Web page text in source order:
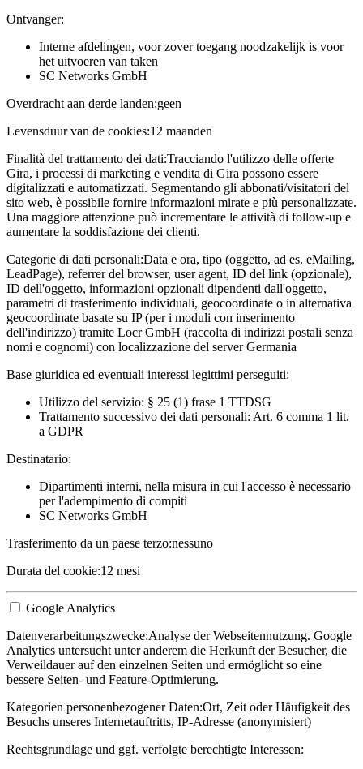
Ontvanger:
Interne afdelingen, voor zover toegang noodzakelijk is voor
het uitvoeren van taken
SC Networks GmbH
Overdracht aan derde landen:geen
Levensduur van de cookies:12 maanden
Finalità del trattamento dei dati:Tracciando l'utilizzo delle offerte
Gira, i processi di marketing e vendita di Gira possono essere
digitalizzati e automatizzati. Segmentando gli abbonati/visitatori del
sito web, è possibile fornire informazioni mirate e più personalizzate.
Una maggiore attenzione può incrementare le attività di follow-up e
aumentare la soddisfazione dei clienti.
Categorie di dati personali:Data e ora, tipo (oggetto, ad es. eMailing,
LeadPage), referrer del browser, user agent, ID del link (opzionale),
ID dell'oggetto, informazioni opzionali dipendenti dall'oggetto,
parametri di trasferimento individuali, geocoordinate o in alternativa
geocoordinate basate su IP (per i moduli con inserimento
dell'indirizzo) tramite Locr GmbH (raccolta di indirizzi postali senza
nomi e cognomi) con localizzazione del server Germania
Base giuridica ed eventuali interessi legittimi perseguiti:
Utilizzo del servizio: § 25 (1) frase 1 TTDSG
Trattamento successivo dei dati personali: Art. 6 comma 1 lit.
a GDPR
Destinatario:
Dipartimenti interni, nella misura in cui l'accesso è necessario
per l'adempimento di compiti
SC Networks GmbH
Trasferimento da un paese terzo:nessuno
Durata del cookie:12 mesi
Google Analytics
Datenverarbeitungszwecke:Analyse der Webseitennutzung. Google
Analytics untersucht unter anderem die Herkunft der Besucher, die
Verweildauer auf den einzelnen Seiten und ermöglicht so eine
bessere Seiten- und Feature-Optimierung.
Kategorien personenbezogener Daten:Ort, Zeit oder Häufigkeit des
Besuchs unseres Internetauftritts, IP-Adresse (anonymisiert)
Rechtsgrundlage und ggf. verfolgte berechtigte Interessen: